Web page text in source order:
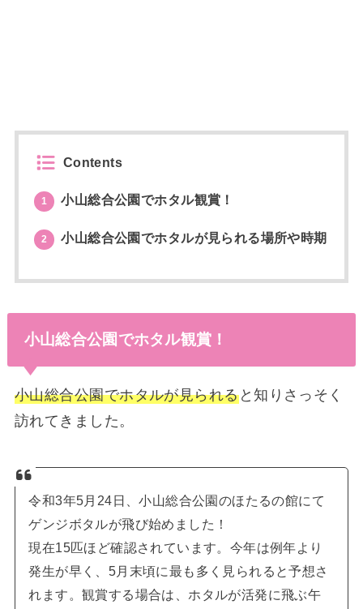
Contents
1 小山総合公園でホタル観賞！
2 小山総合公園でホタルが見られる場所や時期
小山総合公園でホタル観賞！
小山総合公園でホタルが見られると知りさっそく
訪れてきました。
令和3年5月24日、小山総合公園のほたるの館にて
ゲンジボタルが飛び始めました！
現在15匹ほど確認されています。今年は例年より
発生が早く、5月末頃に最も多く見られると予想さ
れます。観賞する場合は、ホタルが活発に飛ぶ午